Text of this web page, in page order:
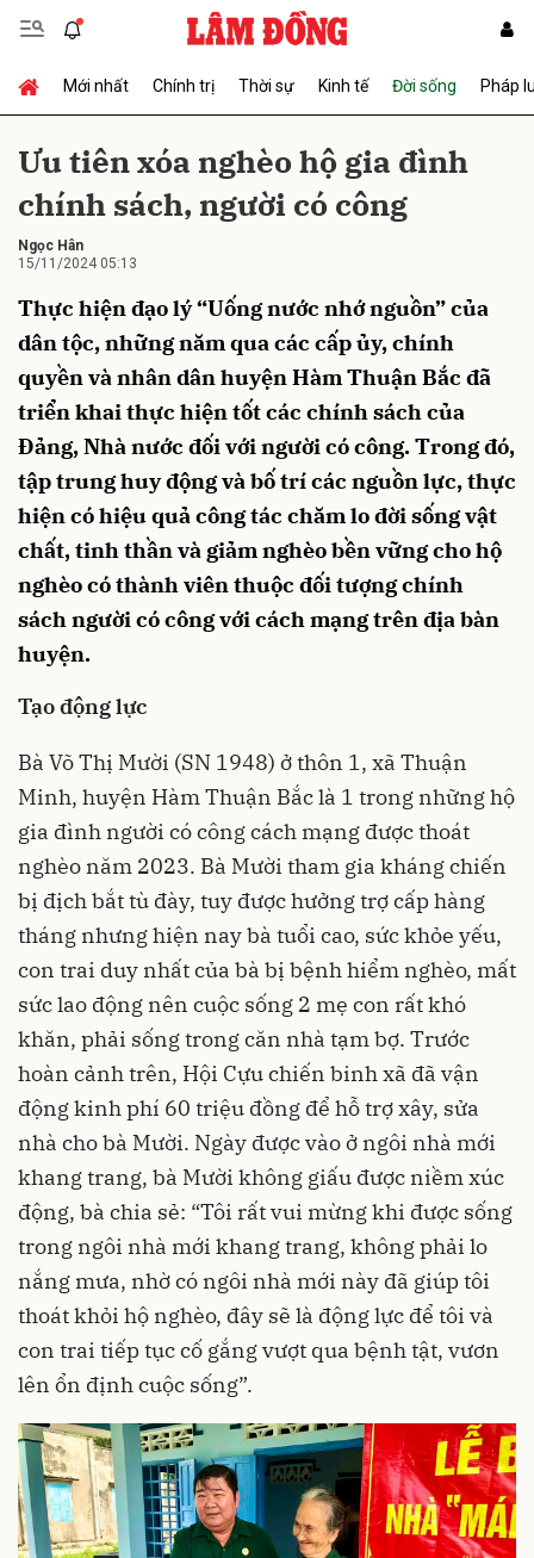
Mới nhất Chính trị Thời sự Kinh tế Đời sống Pháp
Ưu tiên xóa nghèo hộ gia đình
chính sách, người có công
Ngọc Hân
15/11/2024 05:13
Thực hiện đạo lý “Uống nước nhớ nguồn” của
dân tộc, những năm qua các cấp ủy, chính
quyền và nhân dân huyện Hàm Thuận Bắc đã
triển khai thực hiện tốt các chính sách của
Đảng, Nhà nước đối với người có công. Trong đó,
tập trung huy động và bố trí các nguồn lực, thực
hiện có hiệu quả công tác chăm lo đời sống vật
chất, tinh thần và giảm nghèo bền vững cho hộ
nghèo có thành viên thuộc đối tượng chính
sách người có công với cách mạng trên địa bàn
huyện.
Tạo động lực
Bà Võ Thị Mười (SN 1948) ở thôn 1, xã Thuận
Minh, huyện Hàm Thuận Bắc là 1 trong những hộ
gia đình người có công cách mạng được thoát
nghèo năm 2023. Bà Mười tham gia kháng chiến
bị địch bắt tù đày, tuy được hưởng trợ cấp hàng
tháng nhưng hiện nay bà tuổi cao, sức khỏe yếu,
con trai duy nhất của bà bị bệnh hiểm nghèo, mất
sức lao động nên cuộc sống 2 mẹ con rất khó
khăn, phải sống trong căn nhà tạm bợ. Trước
hoàn cảnh trên, Hội Cựu chiến binh xã đã vận
động kinh phí 60 triệu đồng để hỗ trợ xây, sửa
nhà cho bà Mười. Ngày được vào ở ngôi nhà mới
khang trang, bà Mười không giấu được niềm xúc
động, bà chia sẻ: “Tôi rất vui mừng khi được sống
trong ngôi nhà mới khang trang, không phải lo
nắng mưa, nhờ có ngôi nhà mới này đã giúp tôi
thoát khỏi hộ nghèo, đây sẽ là động lực để tôi và
con trai tiếp tục cố gắng vượt qua bệnh tật, vươn
lên ổn định cuộc sống”.
Gửi bình luận
Hủy